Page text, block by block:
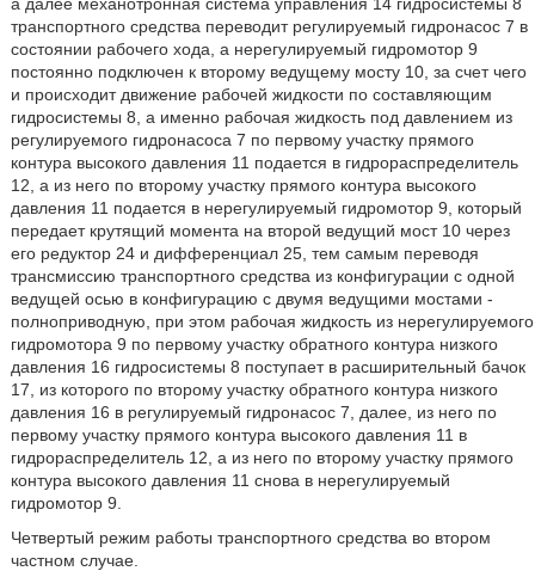
транспортного средства переводит регулируемый гидронасос 7 в
состоянии рабочего хода, а нерегулируемый гидромотор 9
постоянно подключен к второму ведущему мосту 10, за счет чего
и происходит движение рабочей жидкости по составляющим
гидросистемы 8, а именно рабочая жидкость под давлением из
регулируемого гидронасоса 7 по первому участку прямого
контура высокого давления 11 подается в гидрораспределитель
12, а из него по второму участку прямого контура высокого
давления 11 подается в нерегулируемый гидромотор 9, который
передает крутящий момента на второй ведущий мост 10 через
его редуктор 24 и дифференциал 25, тем самым переводя
трансмиссию транспортного средства из конфигурации с одной
ведущей осью в конфигурацию с двумя ведущими мостами -
полноприводную, при этом рабочая жидкость из нерегулируемого
гидромотора 9 по первому участку обратного контура низкого
давления 16 гидросистемы 8 поступает в расширительный бачок
17, из которого по второму участку обратного контура низкого
давления 16 в регулируемый гидронасос 7, далее, из него по
первому участку прямого контура высокого давления 11 в
гидрораспределитель 12, а из него по второму участку прямого
контура высокого давления 11 снова в нерегулируемый
гидромотор 9.
Четвертый режим работы транспортного средства во втором
частном случае.